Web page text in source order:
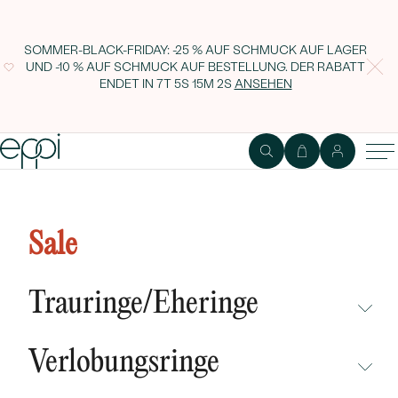
SOMMER-BLACK-FRIDAY: -25 % AUF SCHMUCK AUF LAGER
UND -10 % AUF SCHMUCK AUF BESTELLUNG. DER RABATT
ENDET IN7T 5S 15M 1S ANSEHEN
Sale
Trauringe/Eheringe
NEUHEITEN
Verlobungsringe
Vivid Yellow Rund Diamant
LG550249395